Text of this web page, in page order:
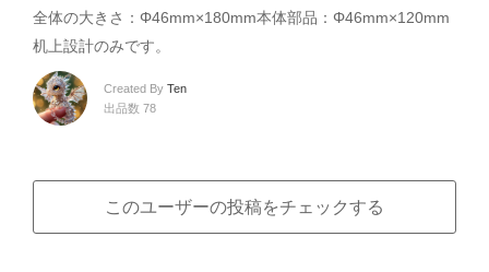
全体の大きさ：Φ46mm×180mm本体部品：Φ46mm×120mm
机上設計のみです。
Created By Ten
出品数 78
このユーザーの投稿をチェックする